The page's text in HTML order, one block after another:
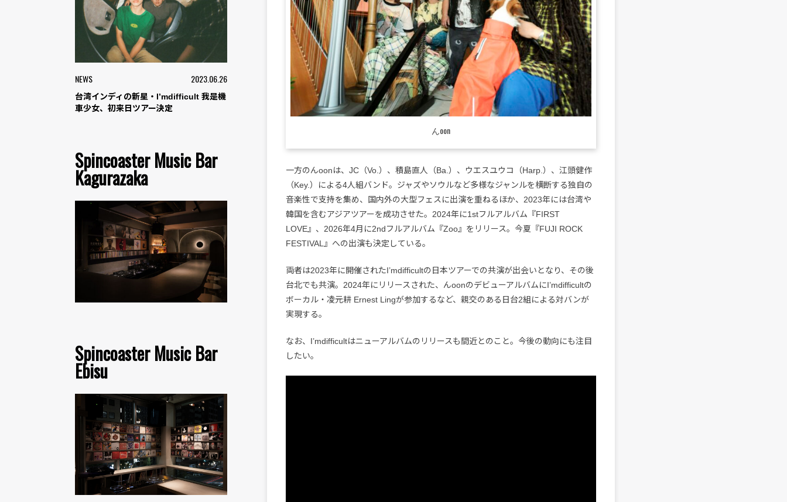
NEWS 2023.06.26
台湾インディの新星・I’mdifficult 我是機
車少女、初来日ツアー決定
Spincoaster Music Bar
Kagurazaka
Spincoaster Music Bar
Ebisu
んoon
一方のんoonは、JC（Vo.）、積島直人（Ba.）、ウエスユウコ（Harp.）、江頭健作
（Key.）による4人組バンド。ジャズやソウルなど多様なジャンルを横断する独自の
音楽性で支持を集め、国内外の大型フェスに出演を重ねるほか、2023年には台湾や
韓国を含むアジアツアーを成功させた。2024年に1stフルアルバム『FIRST
LOVE』、2026年4月に2ndフルアルバム『Zoo』をリリース。今夏『FUJI ROCK
FESTIVAL』への出演も決定している。
両者は2023年に開催されたI’mdifficultの日本ツアーでの共演が出会いとなり、その後
台北でも共演。2024年にリリースされた、んoonのデビューアルバムにI’mdifficultの
ボーカル・凌元耕 Ernest Lingが参加するなど、親交のある日台2組による対バンが
実現する。
なお、I’mdifficultはニューアルバムのリリースも間近とのこと。今後の動向にも注目
したい。